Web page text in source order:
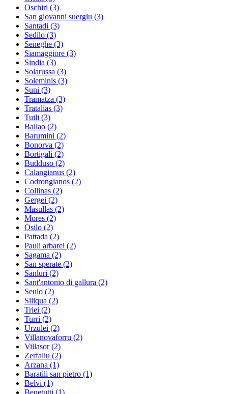
Oschiri (3)
San giovanni suergiu (3)
Santadi (3)
Sedilo (3)
Seneghe (3)
Siamaggiore (3)
Sindia (3)
Solarussa (3)
Soleminis (3)
Suni (3)
Tramatza (3)
Tratalias (3)
Tuili (3)
Ballao (2)
Barumini (2)
Bonorva (2)
Bortigali (2)
Budduso (2)
Calangianus (2)
Codrongianos (2)
Collinas (2)
Gergei (2)
Masullas (2)
Mores (2)
Osilo (2)
Pattada (2)
Pauli arbarei (2)
Sagama (2)
San sperate (2)
Sanluri (2)
Sant'antonio di gallura (2)
Seulo (2)
Siliqua (2)
Triei (2)
Turri (2)
Urzulei (2)
Villanovaforru (2)
Villasor(2)
Zerfaliu (2)
Arzana (1)
Baratili san pietro (1)
Belvi (1)
Benetutti (1)